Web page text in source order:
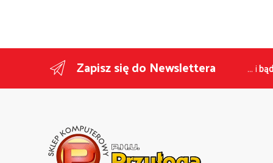
Zapisz się do Newslettera ... i